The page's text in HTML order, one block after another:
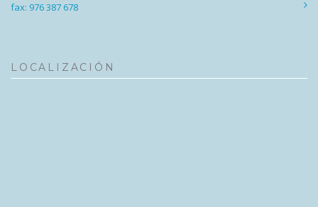
fax: 976 387 678
LOCALIZACIÓN